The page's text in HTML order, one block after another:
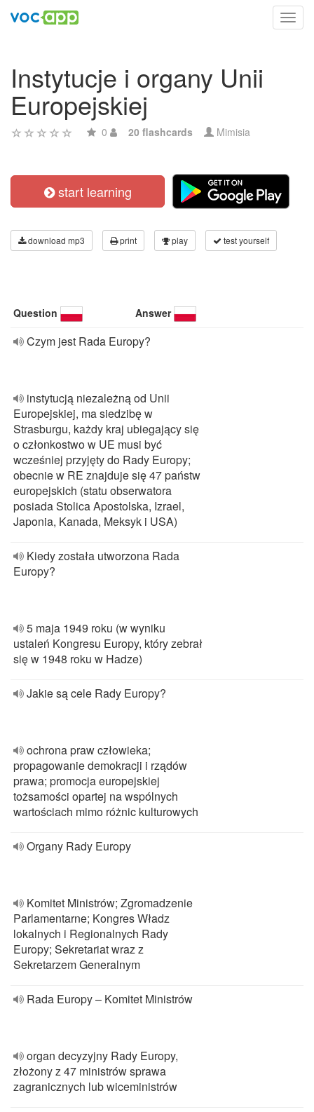
Instytucje i organy Unii
Europejskiej
0 20 flashcards Mimisia
start learning
download mp3 print play test yourself
Question Answer
Czym jest Rada Europy?
instytucją niezależną od Unii
Europejskiej, ma siedzibę w
Strasburgu, każdy kraj ubiegający się
o członkostwo w UE musi być
wcześniej przyjęty do Rady Europy;
obecnie w RE znajduje się 47 państw
europejskich (statu obserwatora
posiada Stolica Apostolska, Izrael,
Japonia, Kanada, Meksyk i USA)
Kiedy została utworzona Rada
Europy?
5 maja 1949 roku (w wyniku
ustaleń Kongresu Europy, który zebrał
się w 1948 roku w Hadze)
Jakie są cele Rady Europy?
ochrona praw człowieka;
propagowanie demokracji i rządów
prawa; promocja europejskiej
tożsamości opartej na wspólnych
wartościach mimo różnic kulturowych
Organy Rady Europy
Komitet Ministrów; Zgromadzenie
Parlamentarne; Kongres Władz
lokalnych i Regionalnych Rady
Europy; Sekretariat wraz z
Sekretarzem Generalnym
Rada Europy – Komitet Ministrów
organ decyzyjny Rady Europy,
złożony z 47 ministrów sprawa
zagranicznych lub wiceministrów